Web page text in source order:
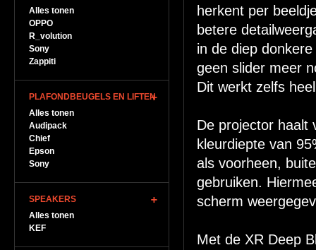
Alles tonen
OPPO
R_volution
Sony
Zappiti
PLAFONDBEUGELS EN LIFTEN
Alles tonen
Audipack
Chief
Epson
Sony
SPEAKERS
Alles tonen
KEF
herkent per
betere
in de diep
geen slider meer
Dit werkt zelfs
De projector haalt
kleurdiepte van
als voorheen,
gebruiken.
scherm
Met de XR Deep